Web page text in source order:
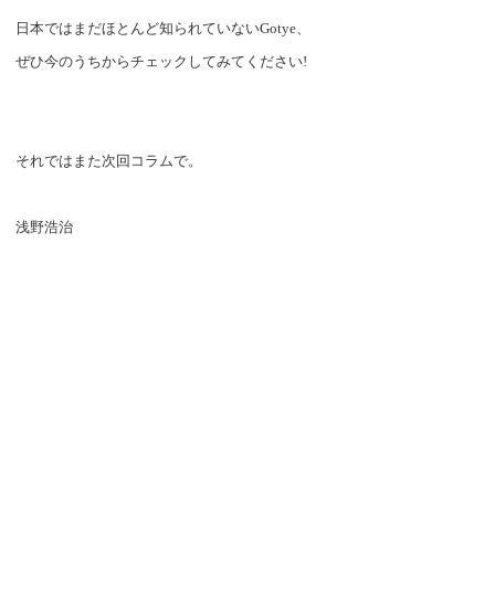
日本ではまだほとんど知られていないGotye
ぜひ今のうちからチェックしてみてください!
それではまた次回コラムで。
浅野浩治